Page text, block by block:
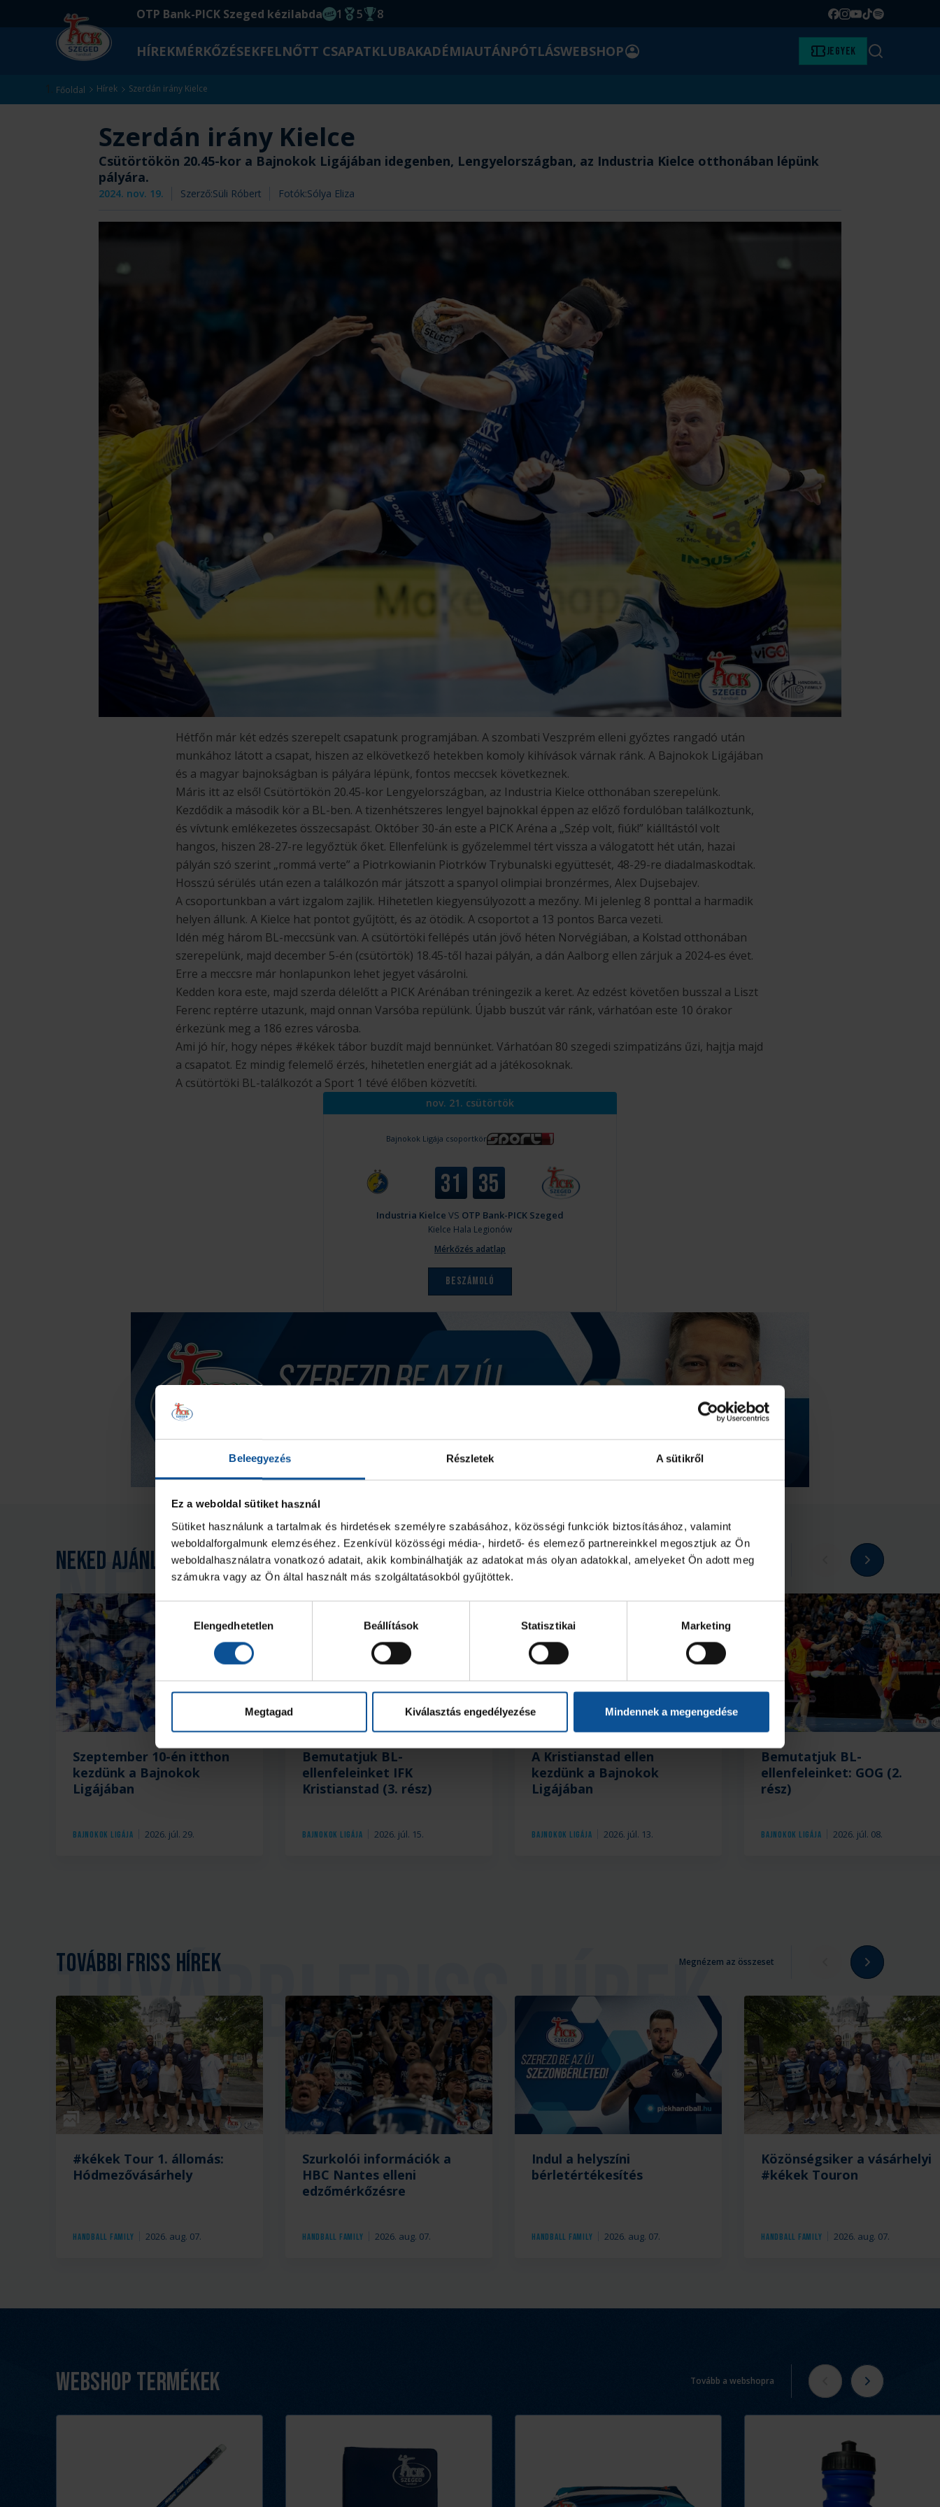
Beleegyezés Részletek A sütikről
Ez a weboldal sütiket használ
Sütiket használunk a tartalmak és hirdetések személyre szabásához, közösségi funkciók biztosításához, valamint
weboldalforgalmunk elemzéséhez. Ezenkívül közösségi média-, hirdető- és elemező partnereinkkel megosztjuk az Ön
weboldalhasználatra vonatkozó adatait, akik kombinálhatják az adatokat más olyan adatokkal, amelyeket Ön adott meg
számukra vagy az Ön által használt más szolgáltatásokból gyűjtöttek.
Hozzájárulás
kiválasztásaElengedhetetlen Beállítások Statisztikai Marketing
Megtagad Kiválasztás engedélyezése Mindennek a megengedése
OTP Bank-PICK Szeged kézilabda
EHF kupagyőzelem 2014
1
Magyar Bajnoki cím
5
Magyar-Kupa győzelem
8 Facebook
Instagram
YouTube
TikTok
Spotify
HÍREKMÉRKŐZÉSEKFELNŐTT CSAPATKLUBAKADÉMIAUTÁNPÓTLÁSWEBSHOPBELÉPÉS Jegyek Keresés
Főoldal Hírek Szerdán irány Kielce
Szerdán irány Kielce
Csütörtökön 20.45-kor a Bajnokok Ligájában idegenben, Lengyelországban, az Industria Kielce otthonában lépünk
pályára.
2024. nov. 19. Szerző:Süli Róbert Fotók:Sólya Eliza
Hétfőn már két edzés szerepelt csapatunk programjában. A szombati Veszprém elleni győztes rangadó után
munkához látott a csapat, hiszen az elkövetkező hetekben komoly kihívások várnak ránk. A Bajnokok Ligájában
és a magyar bajnokságban is pályára lépünk, fontos meccsek következnek.
Máris itt az első! Csütörtökön 20.45-kor Lengyelországban, az Industria Kielce otthonában szerepelünk.
Kezdődik a második kör a BL-ben. A tizenhétszeres lengyel bajnokkal éppen az előző fordulóban találkoztunk,
és vívtunk emlékezetes összecsapást. Október 30-án este a PICK Aréna a „Szép volt, fiúk!” kiálltástól volt
hangos, hiszen 28-27-re legyőztük őket. Ellenfelünk is győzelemmel tért vissza a válogatott hét után, hazai
pályán szó szerint „rommá verte” a Piotrkowianin Piotrków Trybunalski együttesét, 48-29-re diadalmaskodtak.
Hosszú sérülés után ezen a találkozón már játszott a spanyol olimpiai bronzérmes, Alex Dujsebajev.
A csoportunkban a várt izgalom zajlik. Hihetetlen kiegyensúlyozott a mezőny. Mi jelenleg 8 ponttal a harmadik
helyen állunk. A Kielce hat pontot gyűjtött, és az ötödik. A csoportot a 13 pontos Barca vezeti.
Idén még három BL-meccsünk van. A csütörtöki fellépés után jövő héten Norvégiában, a Kolstad otthonában
szerepelünk, majd december 5-én (csütörtök) 18.45-től hazai pályán, a dán Aalborg ellen zárjuk a 2024-es évet.
Erre a meccsre már honlapunkon lehet jegyet vásárolni.
Kedden kora este, majd szerda délelőtt a PICK Arénában tréningezik a keret. Az edzést követően busszal a Liszt
Ferenc reptérre utazunk, majd onnan Varsóba repülünk. Újabb buszút vár ránk, várhatóan este 10 órakor
érkezünk meg a 186 ezres városba.
Ami jó hír, hogy népes #kékek tábor buzdít majd bennünket. Várhatóan 80 szegedi szimpatizáns űzi, hajtja majd
a csapatot. Ez mindig felemelő érzés, hihetetlen energiát ad a játékosoknak.
A csütörtöki BL-találkozót a Sport 1 tévé élőben közvetíti.
nov. 21. csütörtök
Bajnokok Ligája csoportkör
31 35
Industria Kielce VS OTP Bank-PICK Szeged
Kielce Hala Legionów
Mérkőzés adatlap
Beszámoló
Neked ajánljuk Megnézem az összeset
Bajnokok Ligája 2026. júl. 29.
Szeptember 10-én itthon
kezdünk a Bajnokok
Ligájában
Bajnokok Ligája 2026. júl. 15.
Bemutatjuk BL-
ellenfeleinket IFK
Kristianstad (3. rész)
Bajnokok Ligája 2026. júl. 13.
A Kristianstad ellen
kezdünk a Bajnokok
Ligájában
Bajnokok Ligája 2026. júl. 08.
Bemutatjuk BL-
ellenfeleinket: GOG (2.
rész)
További friss hírek Megnézem az összeset
Galéria
Handball Family 2026. aug. 07.
#kékek Tour 1. állomás:
Hódmezővásárhely
Handball Family 2026. aug. 07.
Szurkolói információk a
HBC Nantes elleni
edzőmérkőzésre
Handball Family 2026. aug. 07.
Indul a helyszíni
bérletértékesítés
Handball Family 2026. aug. 07.
Közönségsiker a vásárhelyi
#kékek Touron
Webshop termékek Tovább a webshopra